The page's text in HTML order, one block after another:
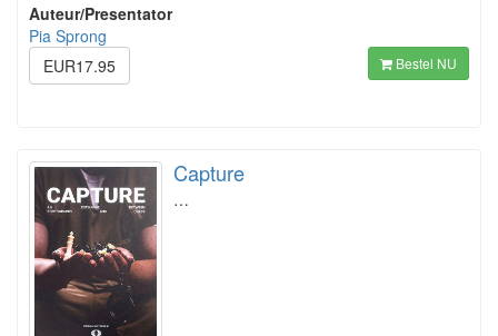
Auteur/Presentator
Pia Sprong
EUR17.95
Bestel NU
Capture
…